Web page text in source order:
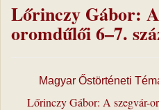
Lőrinczy Gábor:
oromdűlői 6–7.
Magyar Őstörténeti
Lőrinczy Gábor: A szegvár-